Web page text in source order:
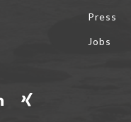
Press
Jobs